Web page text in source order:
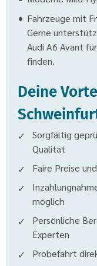
Fahrzeuge mit
Gerne
Audi A6 Avant
finden.
Deine
Sorgfältig
Qualität
Faire Preise
möglich
Persönliche
Experten
Probefahrt